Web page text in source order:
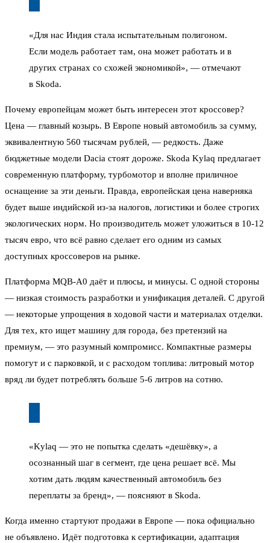
«Для нас Индия стала испытательным полигоном.
Если модель работает там, она может работать и в
других странах со схожей экономикой», — отмечают
в Skoda.
Почему европейцам может быть интересен этот кроссовер?
Цена — главный козырь. В Европе новый автомобиль за сумму,
эквивалентную 560 тысячам рублей, — редкость. Даже
бюджетные модели Dacia стоят дороже. Skoda Kylaq предлагает
современную платформу, турбомотор и вполне приличное
оснащение за эти деньги. Правда, европейская цена наверняка
будет выше индийской из-за налогов, логистики и более строгих
экологических норм. Но производитель может уложиться в 10-12
тысяч евро, что всё равно сделает его одним из самых
доступных кроссоверов на рынке.
Платформа MQB-A0 даёт и плюсы, и минусы. С одной стороны
— низкая стоимость разработки и унификация деталей. С другой
— некоторые упрощения в ходовой части и материалах отделки.
Для тех, кто ищет машину для города, без претензий на
премиум, — это разумный компромисс. Компактные размеры
помогут и с парковкой, и с расходом топлива: литровый мотор
вряд ли будет потреблять больше 5-6 литров на сотню.
«Kylaq — это не попытка сделать «дешёвку», а
осознанный шаг в сегмент, где цена решает всё. Мы
хотим дать людям качественный автомобиль без
переплаты за бренд», — поясняют в Skoda.
Когда именно стартуют продажи в Европе — пока официально
не объявлено. Идёт подготовка к сертификации, адаптация